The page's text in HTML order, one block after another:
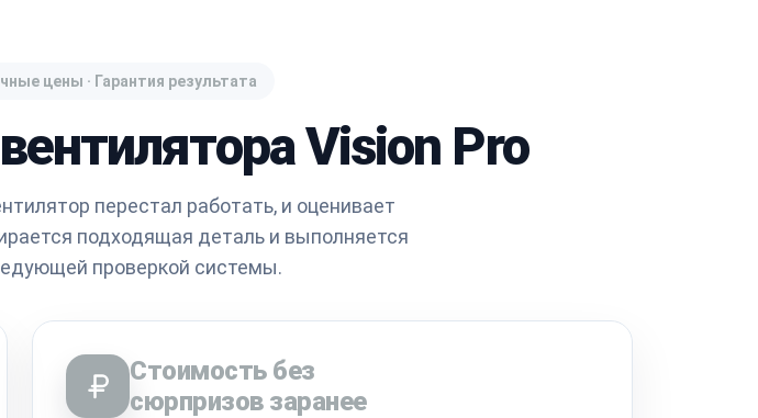
цены · Гарантия результата
Vision Pro
перестал работать, и оценивает
подходящая деталь и выполняется
проверкой системы.
Стоимость без
сюрпризов заранее